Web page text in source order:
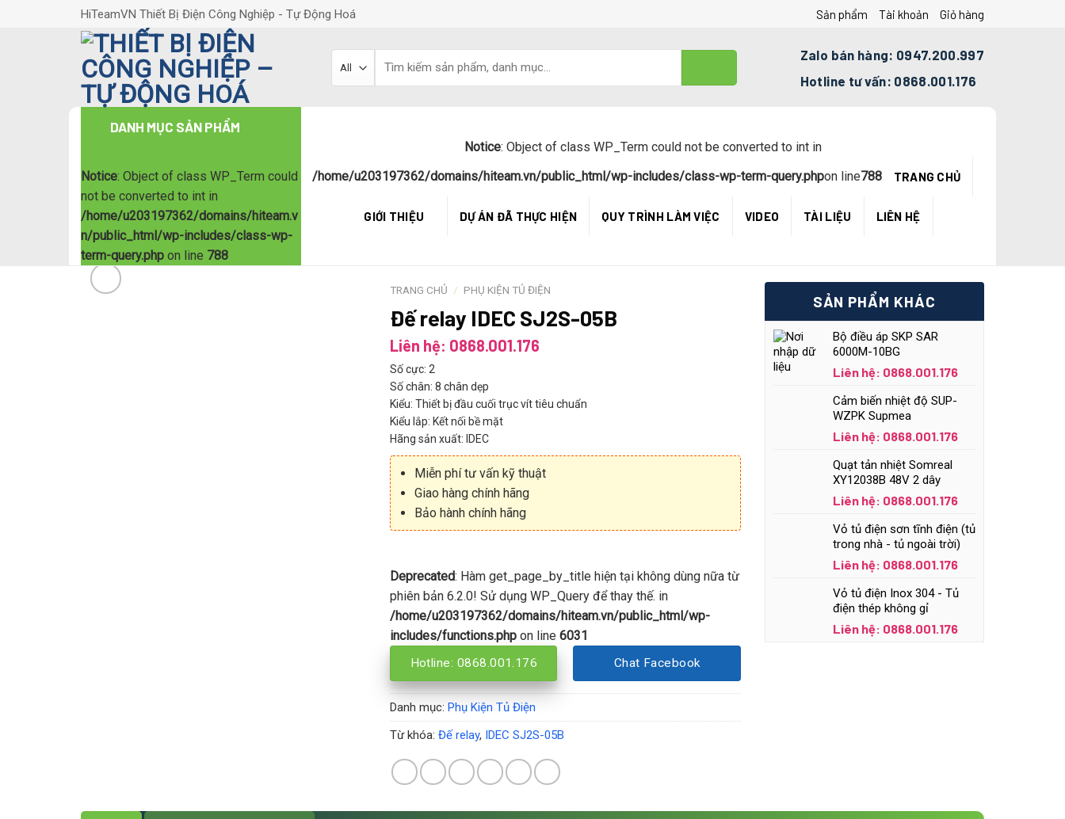
HiTeamVN Thiết Bị Điện Công Nghiệp - Tự Động Hoá Sản phẩm Tài khoản Giỏ hàng
Zalo bán hàng: 0947.200.997
Hotline tư vấn: 0868.001.176
DANH MỤC SẢN PHẨM
Notice: Object of class WP_Term could
not be converted to int in
/home/u203197362/domains/hiteam.v
n/public_html/wp-includes/class-wp-
term-query.php on line 788
Notice: Object of class WP_Term could not be converted to int in
/home/u203197362/domains/hiteam.vn/public_html/wp-includes/class-wp-term-query.phpon line788 TRANG CHỦ
GIỚI THIỆU DỰ ÁN ĐÃ THỰC HIỆN QUY TRÌNH LÀM VIỆC VIDEO TÀI LIỆU LIÊN HỆ
TRANG CHỦ / PHỤ KIỆN TỦ ĐIỆN
Đế relay IDEC SJ2S-05B
Liên hệ: 0868.001.176
Số cực: 2
Số chân: 8 chân dẹp
Kiểu: Thiết bị đầu cuối trục vít tiêu chuẩn
Kiểu lắp: Kết nối bề mặt
Hãng sản xuất: IDEC
Miễn phí tư vấn kỹ thuật
Giao hàng chính hãng
Bảo hành chính hãng
Deprecated: Hàm get_page_by_title hiện tại không dùng nữa từ
phiên bản 6.2.0! Sử dụng WP_Query để thay thế. in
/home/u203197362/domains/hiteam.vn/public_html/wp-
includes/functions.phpon line 6031
Hotline: 0868.001.176 Chat Facebook
Danh mục: Phụ Kiện Tủ Điện
Từ khóa: Đế relay, IDEC SJ2S-05B
SẢN PHẨM KHÁC
Bộ điều áp SKP SAR
6000M-10BG
Liên hệ: 0868.001.176
Cảm biến nhiệt độ SUP-
WZPK Supmea
Liên hệ: 0868.001.176
Quạt tản nhiệt Somreal
XY12038B 48V 2 dây
Liên hệ: 0868.001.176
Vỏ tủ điện sơn tĩnh điện (tủ
trong nhà - tủ ngoài trời)
Liên hệ: 0868.001.176
Vỏ tủ điện Inox 304 - Tủ
điện thép không gỉ
Liên hệ: 0868.001.176